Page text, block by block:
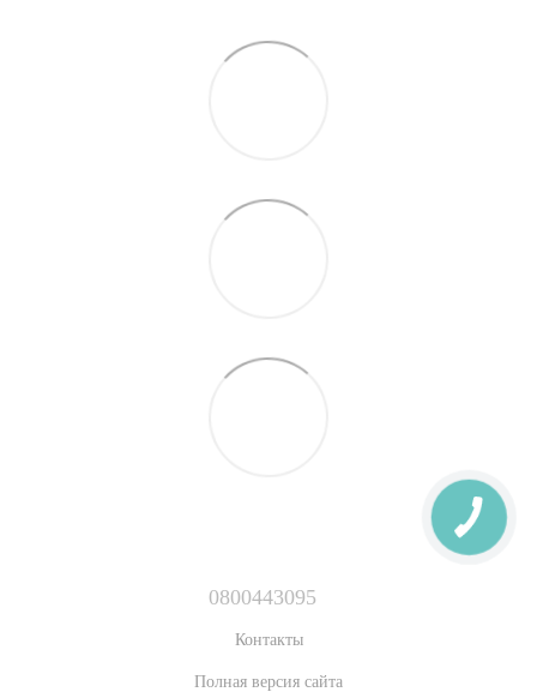
0800443095
Контакты
Полная версия сайта